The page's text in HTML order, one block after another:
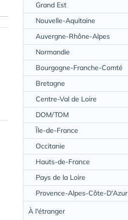
Grand Est
Nouvelle-Aquitaine
Auvergne-Rhône-Alpes
Normandie
Bourgogne-Franche-Comté
Bretagne
Centre-Val de Loire
DOM/TOM
Île-de-France
Occitanie
Hauts-de-France
Pays de la Loire
Provence-Alpes-Côte-D'Azur
À l'étranger